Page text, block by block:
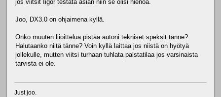
jos viitsit Iigor testata asian niin se olisi hienoa.
Joo, DX3.0 on ohjaimena kyllä.
Onko muuten liioittelua pistää autoni tekniset speksit tänne?
Halutaanko niitä tänne? Voin kyllä laittaa jos niistä on hyötyä
jollekulle, mutten viitsi turhaan tuhlata palstatilaa jos varsinaista
tarvista ei ole.
Just joo.